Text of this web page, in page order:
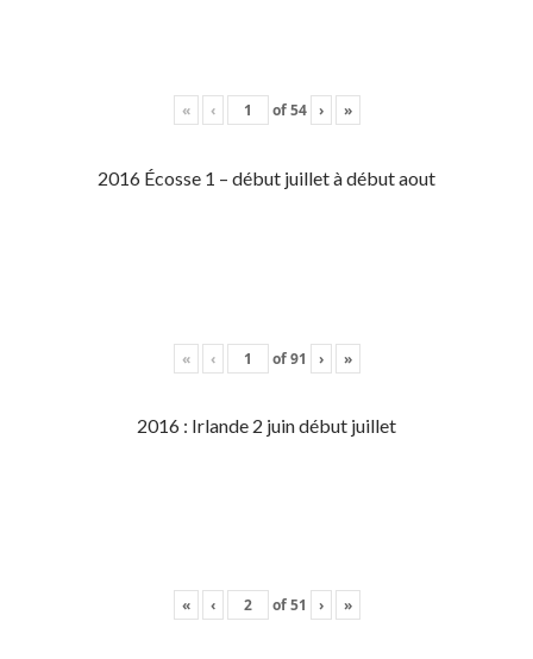
« ‹ of54 › »
2016 Écosse 1 – début juillet à début aout
« ‹ of91 › »
2016 : Irlande 2 juin début juillet
« ‹ of51 › »